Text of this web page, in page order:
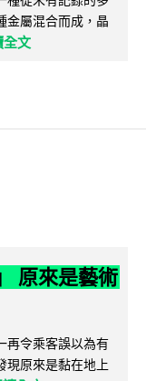
金屬混合而成，晶
全文
原來是藝術
再令乘客誤以為有
現原來是黏在地上